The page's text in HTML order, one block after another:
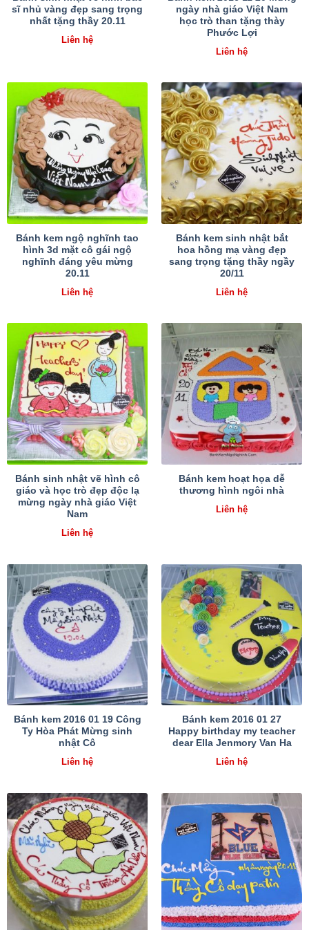
sĩ nhủ vàng đẹp sang trọng
nhất tặng thầy 20.11
Liên hệ
ngày nhà giáo Việt Nam
học trò than tặng thày
Phước Lợi
Liên hệ
Bánh kem ngộ nghĩnh tao
hình 3d mặt cô gái ngộ
nghĩnh đáng yêu mừng
20.11
Liên hệ
Bánh kem sinh nhật bắt
hoa hồng mạ vàng đẹp
sang trọng tặng thầy ngầy
20/11
Liên hệ
Bánh sinh nhật vẽ hình cô
giáo và học trò đẹp độc lạ
mừng ngày nhà giáo Việt
Nam
Liên hệ
Bánh kem hoạt họa dễ
thương hình ngôi nhà
Liên hệ
Bánh kem 2016 01 19 Công
Ty Hòa Phát Mừng sinh
nhật Cô
Liên hệ
Bánh kem 2016 01 27
Happy birthday my teacher
dear Ella Jenmory Van Ha
Liên hệ